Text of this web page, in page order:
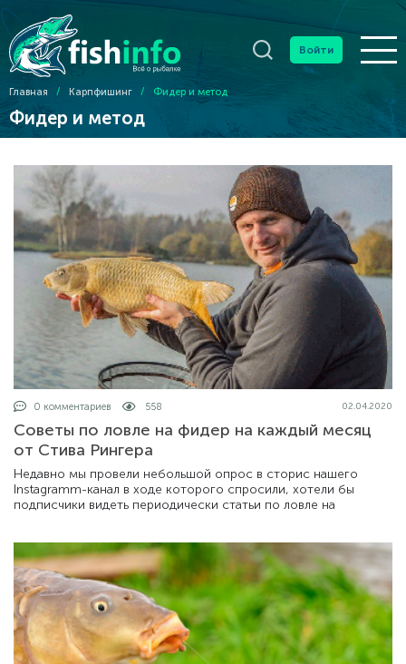
Войти
Главная / Карпфишинг / Фидер и метод
Фидер и метод
0 комментариев 558 02.04.2020
Советы по ловле на фидер на каждый месяц
от Стива Рингера
Недавно мы провели небольшой опрос в сторис нашего
Instagramm-канал в ходе которого спросили, хотели бы
подписчики видеть периодически статьи по ловле на